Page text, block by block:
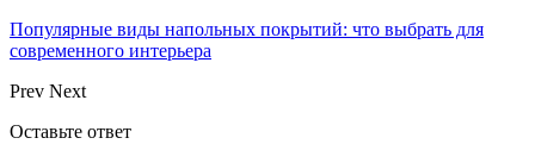
Популярные виды напольных покрытий: что выбрать для
современного интерьера
Prev Next
Оставьте ответ